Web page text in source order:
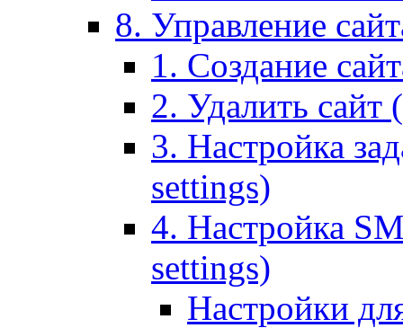
8. Управление
1. Создание
2. Удалить сайт
3. Настройка
settings)
4. Настройка
settings)
Настройки